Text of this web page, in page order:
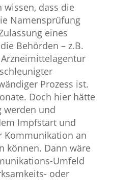
wissen, dass die
Namensprüfung
eines
Behörden – z.B.
Prozess ist.
Doch hier hätte
werden und
Impfstart und
Kommunikation an
können. Dann wäre
Umfeld
oder